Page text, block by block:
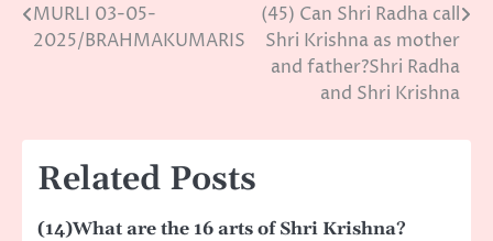
Post
navigation
MURLI 03-05-
2025/BRAHMAKUMARIS
(45) Can Shri Radha call
Shri Krishna as mother
and father?Shri Radha
and Shri Krishna
Related Posts
(14)What are the 16 arts of Shri Krishna?